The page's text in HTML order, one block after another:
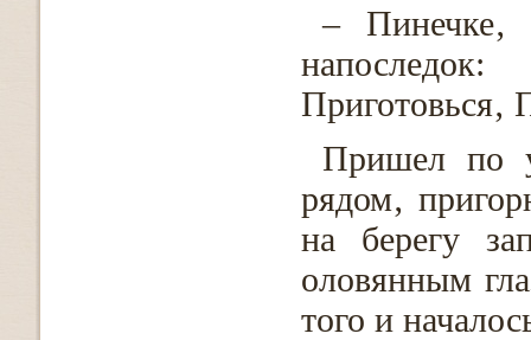
– Пинечке‚
Приготовься‚
Пришел по
рядом‚
на берегу
оловянным
того и